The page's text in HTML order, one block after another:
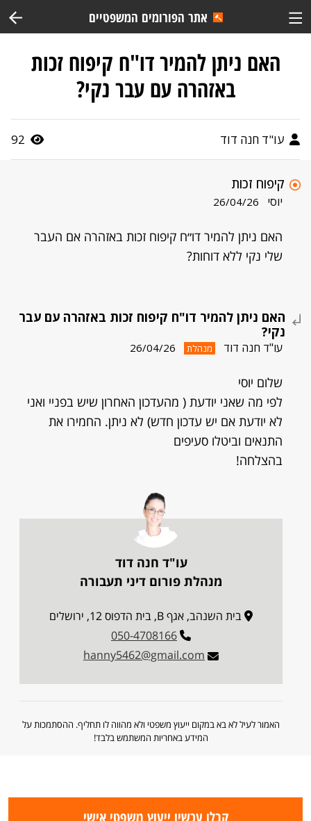
אתר הפורומים המשפטיים
האם ניתן להמיר דו"ח קיפוח זכות
באזהרה עם עבר נקי?
עו"ד חנה דוד 92
קיפוח זכות
יוסי 26/04/26
האם ניתן להמיר דו״ח קיפוח זכות באזהרה אם העבר
שלי נקי ללא דוחות?
האם ניתן להמיר דו"ח קיפוח זכות באזהרה עם עבר
נקי?
עו"ד חנה דוד מנהלת 26/04/26
שלום יוסי
לפי מה שאני יודעת ( מהעדכון האחרון שיש בפניי ואני
לא יודעת אם יש עדכון חדש) לא ניתן. החמירו את
התנאים וביטלו סעיפים
בהצלחה!
עו"ד חנה דוד
מנהלת פורום דיני תעבורה
בית השנהב, אגף B, בית הדפוס 12, ירושלים
050-4708166
hanny5462@gmail.com
האמור לעיל לא בא במקום ייעוץ משפטי ולא מהווה לו תחליף. ההסתמכות על
המידע באחריות המשתמש בלבד!
קבלו עכשיו ייעוץ משפטי אישי